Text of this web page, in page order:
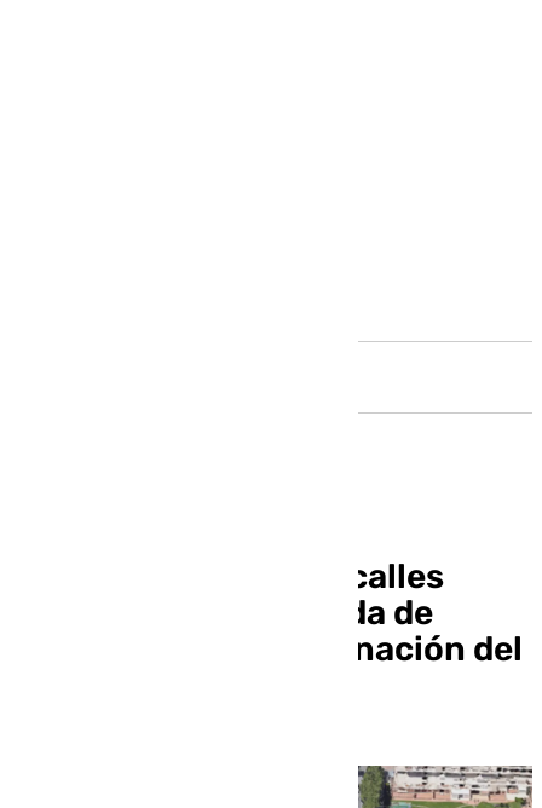
¿Cómo quedarán las calles
Antígona y Andrómeda de
Málaga tras la reordenación del